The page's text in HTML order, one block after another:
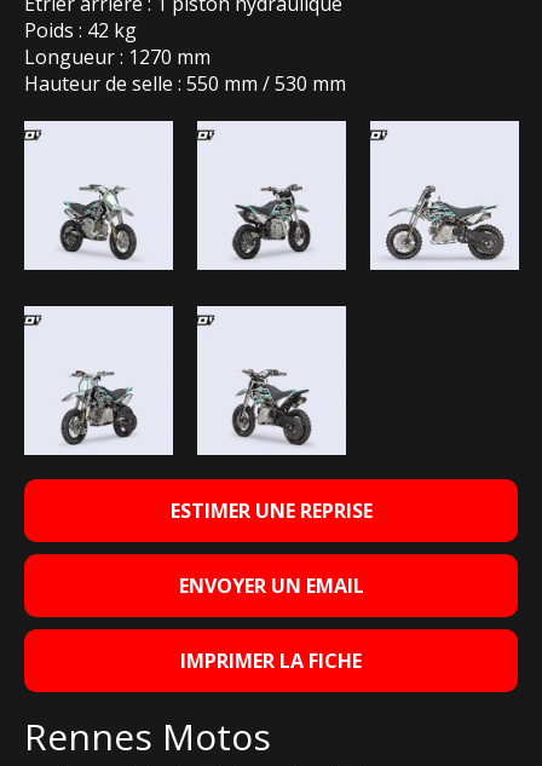
Poids : 42 kg
Longueur : 1270 mm
Hauteur de selle : 550 mm / 530 mm
ESTIMER UNE REPRISE
ENVOYER UN EMAIL
IMPRIMER LA FICHE
Rennes Motos